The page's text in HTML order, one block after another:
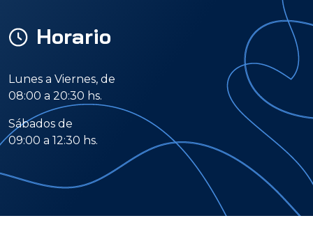
Horario
Lunes a Viernes, de
08:00 a 20:30 hs.
Sábados de
09:00 a 12:30 hs.